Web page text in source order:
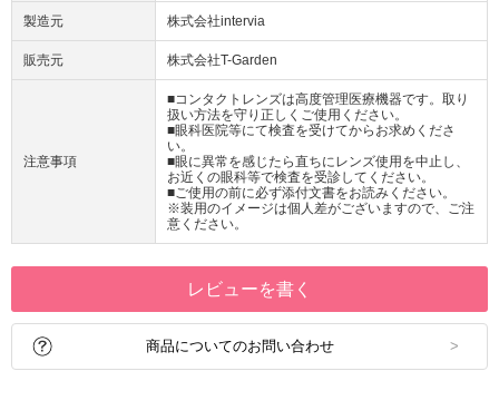
製造元 株式会社intervia
販売元 株式会社T-Garden
注意事項
■コンタクトレンズは高度管理医療機器です。取り
扱い方法を守り正しくご使用ください。
■眼科医院等にて検査を受けてからお求めくださ
い。
■眼に異常を感じたら直ちにレンズ使用を中止し、
お近くの眼科等で検査を受診してください。
■ご使用の前に必ず添付文書をお読みください。
※装用のイメージは個人差がございますので、ご注
意ください。
レビューを書く
商品についてのお問い合わせ